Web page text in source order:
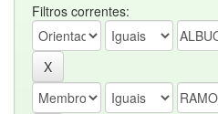
Filtros correntes: